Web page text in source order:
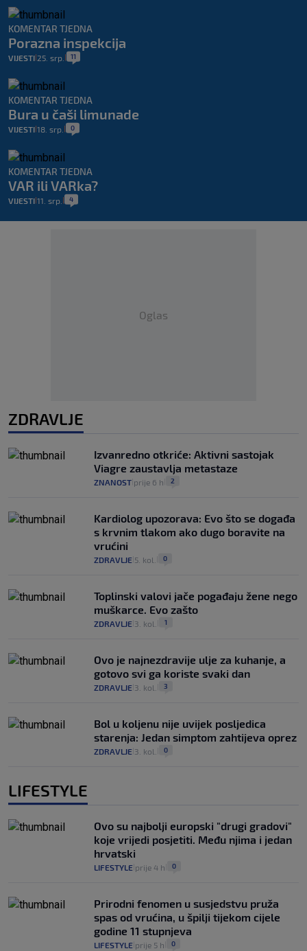
KOMENTAR TJEDNA
Porazna inspekcija
VIJESTI 25. srp. 11
KOMENTAR TJEDNA
Bura u čaši limunade
VIJESTI 18. srp. 0
KOMENTAR TJEDNA
VAR ili VARka?
VIJESTI 11. srp. 4
Oglas
ZDRAVLJE
Izvanredno otkriće: Aktivni sastojak
Viagre zaustavlja metastaze
ZNANOST prije 6 h 2
Kardiolog upozorava: Evo što se događa
s krvnim tlakom ako dugo boravite na
vrućini
ZDRAVLJE 5. kol. 0
Toplinski valovi jače pogađaju žene nego
muškarce. Evo zašto
ZDRAVLJE 3. kol. 1
Ovo je najnezdravije ulje za kuhanje, a
gotovo svi ga koriste svaki dan
ZDRAVLJE 3. kol. 3
Bol u koljenu nije uvijek posljedica
starenja: Jedan simptom zahtijeva oprez
ZDRAVLJE 3. kol. 0
LIFESTYLE
Ovo su najbolji europski "drugi gradovi"
koje vrijedi posjetiti. Među njima i jedan
hrvatski
LIFESTYLE prije 4 h 0
Prirodni fenomen u susjedstvu pruža
spas od vrućina, u špilji tijekom cijele
godine 11 stupnjeva
LIFESTYLE prije 5 h 0